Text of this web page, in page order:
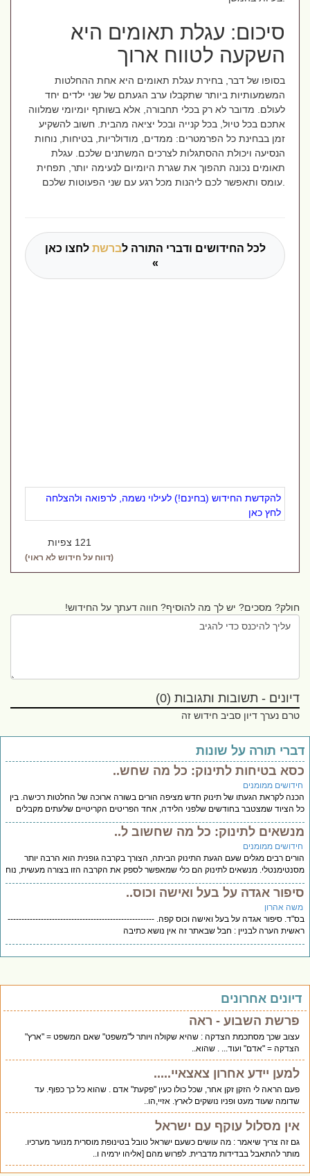
סיכום: עגלת תאומים היא
השקעה לטווח ארוך
בסופו של דבר, בחירת עגלת תאומים היא אחת ההחלטות
המשמעותיות ביותר שתקבלו ערב הגעתם של שני ילדים יחד
לעולם. מדובר לא רק בכלי תחבורה, אלא בשותף יומיומי שמלווה
אתכם בכל טיול, בכל קנייה ובכל יציאה מהבית. חשוב להשקיע
זמן בבחינת כל הפרמטרים: ממדים, מודולריות, בטיחות, נוחות
הנסיעה ויכולת ההסתגלות לצרכים המשתנים שלכם. עגלת
תאומים נכונה תהפוך את שגרת היומיום לנעימה יותר, תפחית
לכל החידושים ודברי התורה לברשתלחצו כאן
להקדשת החידוש (בחינם!) לעילוי נשמה, לרפואה ולהצלחה
לחץ כאן
121 צפיות
(דווח על חידוש לא ראוי)
חולק? מסכים? יש לך מה להוסיף? חווה דעתך על החידוש!
דיונים - תשובות ותגובות (0)
טרם נערך דיון סביב חידוש זה
תורה על שונות
בטיחות לתינוק: כל מה שחש..
ממומנים
לקראת הגעתו של תינוק חדש מציפה הורים בשורה ארוכה של החלטות רכישה. בין
הציוד שמצטבר בחודשים שלפני הלידה, אחד הפריטים הקריטיים שלעתים מקבלים
לתינוק: כל מה שחשוב ל..
ממומנים
רבים מגלים שעם הגעת התינוק הביתה, הצורך בקרבה גופנית הוא הרבה יותר
מנשאים לתינוק הם כלי שמאפשר לספק את הקרבה הזו בצורה מעשית, נוח
אגדה על בעל ואישה וכוס..
אהרון
סיפור אגדה על בעל ואישה וכוס קפה. -----------------------------------------------------
הערה לבניין : חבל שבאתר זה אין נושא כתיבה
אחרונים
פרשת השבוע - ראה
עצוב שכך מסתכמת הצדקה : שהיא שקולה ויותר ל"משפט" שאם המשפט = "ארץ"
הצדקה = "אדם" ועוד... . שהוא..
למען יידע אחרון צאצאיי.....
פעם הראה לי הזקן זקן אחר, שכל כולו כעין "פקעת" אדם . שהוא כל כך כפוף. עד
שדומה שעוד מעט ופניו נושקים לארץ. אזיי,הו..
אין מסלול עוקף עם ישראל
גם זה צריך שיאמר : מה עושים כשעם ישראל טובל בטינופת מוסרית מנוער מערכיו.
מותר להתאבל בבדידות מדברית. לפרוש מהם [אליהו ירמיה ו..